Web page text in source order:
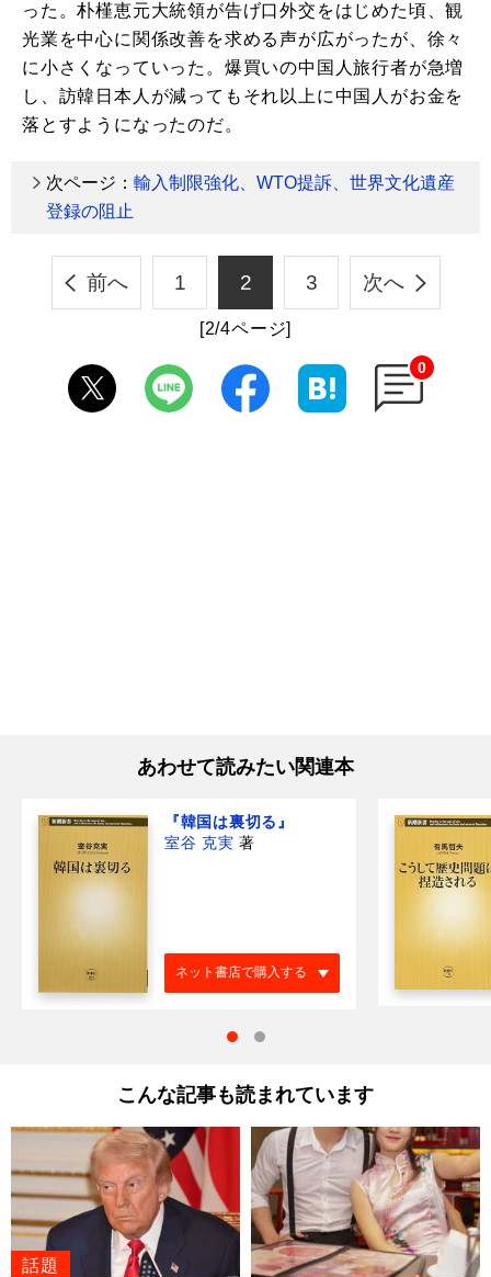
った。朴槿恵元大統領が告げ口外交をはじめた頃、観
光業を中心に関係改善を求める声が広がったが、徐々
に小さくなっていった。爆買いの中国人旅行者が急増
し、訪韓日本人が減ってもそれ以上に中国人がお金を
落とすようになったのだ。
次ページ： 輸入制限強化、WTO提訴、世界文化遺産
登録の阻止
前へ 1 2 3 次へ
[2/4ページ]
0
あわせて読みたい関連本
『韓国は裏切る』
室谷 克実 著
ネット書店で購入する
こんな記事も読まれています
話題